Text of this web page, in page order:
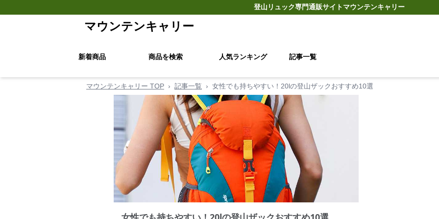
登山リュック専門通販サイトマウンテンキャリー
マウンテンキャリー
新着商品 商品を検索 人気ランキング 記事一覧
マウンテンキャリー TOP › 記事一覧 › 女性でも持ちやすい！20lの登山ザックおすすめ10選